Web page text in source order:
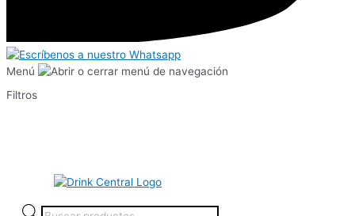
Menú
Filtros